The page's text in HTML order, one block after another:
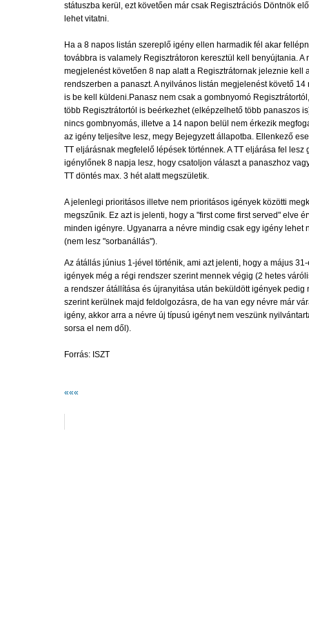
státuszba kerül, ezt követően már csak Regisztrációs Döntnök
lehet vitatni.
Ha a 8 napos listán szereplő igény ellen harmadik fél akar
továbbra is valamely Regisztrátoron keresztül kell benyújtania. A
megjelenést követően 8 nap alatt a Regisztrátornak jeleznie kell
rendszerben a panaszt. A nyilvános listán megjelenést követő
is be kell küldeni.Panasz nem csak a gombnyomó
több Regisztrátortól is beérkezhet (elképzelhető több panaszos
nincs gombnyomás, illetve a 14 napon belül nem érkezik
az igény teljesítve lesz, megy Bejegyzett állapotba. Ellenkező
TT eljárásnak megfelelő lépések történnek. A TT eljárása fel lesz
igénylőnek 8 napja lesz, hogy csatoljon választ a panaszhoz
TT döntés max. 3 hét alatt megszületik.
A jelenlegi prioritásos illetve nem prioritásos igények közötti
megszűnik. Ez azt is jelenti, hogy a "first come first served" elve
minden igényre. Ugyanarra a névre mindig csak egy igény lehet
(nem lesz "sorbanállás").
Az átállás június 1-jével történik, ami azt jelenti, hogy a május
igények még a régi rendszer szerint mennek végig (2 hetes
a rendszer átállítása és újranyitása után beküldött igények pedig
szerint kerülnek majd feldolgozásra, de ha van egy névre már
igény, akkor arra a névre új típusú igényt nem veszünk
sorsa el nem dől).
Forrás: ISZT
«««